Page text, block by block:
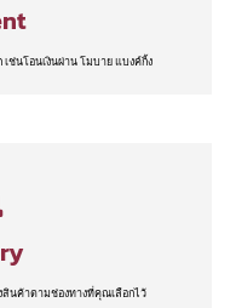
ช่นโอนเงินผ่าน โมบาย แบงค์กิ้ง
สินค้าตามช่องทางที่คุณเลือกไว้